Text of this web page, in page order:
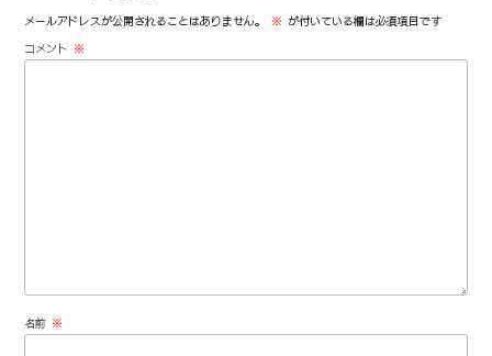
メールアドレスが公開されることはありません。 ※ が付いている欄は必須項目です
コメント ※
名前 ※